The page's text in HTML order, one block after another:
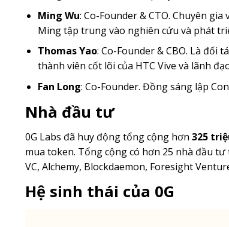
Ming Wu: Co-Founder & CTO. Chuyên
Ming tập trung vào nghiên cứu và phát
Thomas Yao: Co-Founder & CBO. Là đối
thành viên cốt lõi của HTC Vive và lãnh
Fan Long: Co-Founder. Đồng sáng lập
Nhà đầu tư
0G Labs đã huy động tổng cộng hơn 325
mua token. Tổng cộng có hơn 25 nhà đầu
VC, Alchemy, Blockdaemon, Foresight
Hệ sinh thái của 0G